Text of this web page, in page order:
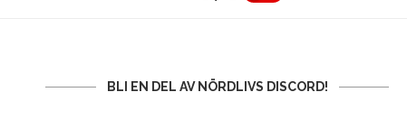
BLI EN DEL AV NÖRDLIVS DISCORD!